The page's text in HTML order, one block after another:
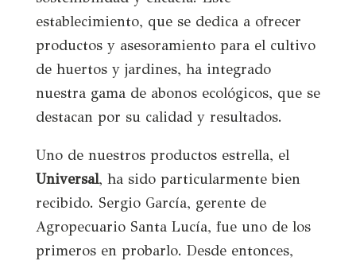
establecimiento, que se dedica a ofrecer
productos y asesoramiento para el cultivo
de huertos y jardines, ha integrado
nuestra gama de abonos ecológicos, que se
destacan por su calidad y resultados.
Uno de nuestros productos estrella, el
Universal, ha sido particularmente bien
recibido. Sergio García, gerente de
Agropecuario Santa Lucía, fue uno de los
primeros en probarlo. Desde entonces,